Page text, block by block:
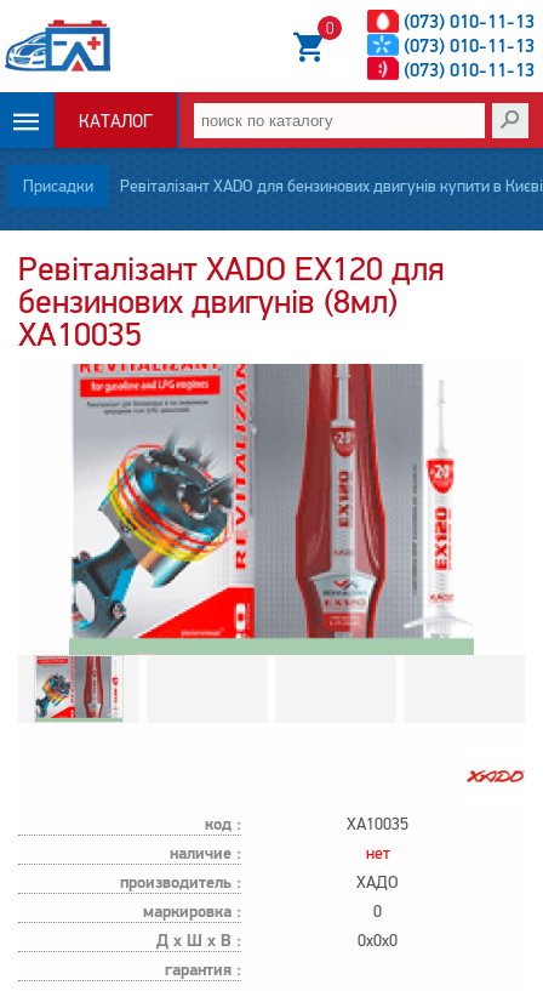
(073) 010-11-13
(073) 010-11-13
(073) 010-11-13
0
КАТАЛОГ
ОПЛАТА И
ДОСТАВКА
НОВОСТИ
Присадки Ревіталізант XADO для бензинових двигунів купити в Києві
Ревіталізант XADO EX120 для
бензинових двигунів (8мл)
XA10035
код : XA10035
наличие : нет
производитель : ХАДО
маркировка : 0
Д х Ш х В : 0x0x0
гарантия :